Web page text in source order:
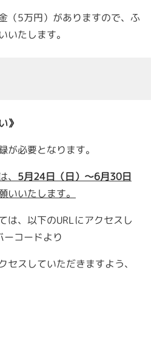
（5万円）がありますので、ふ
いたします。
》
が必要となります。
5月24日（日）～6月30日
いいたします。
は、以下のURLにアクセスし
コードより
セスしていただきますよう、